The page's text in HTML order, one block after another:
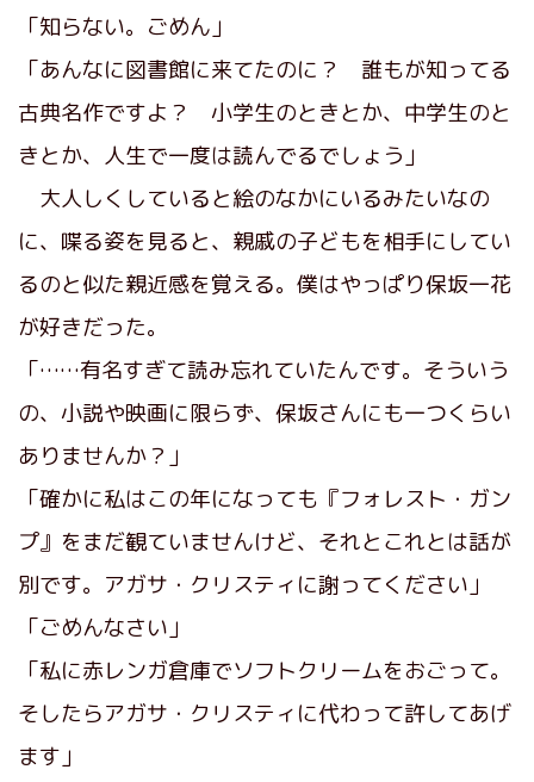
「知らない。ごめん」
「あんなに図書館に来てたのに？ 誰もが知ってる
古典名作ですよ？ 小学生のときとか、中学生のと
きとか、人生で一度は読んでるでしょう」
大人しくしていると絵のなかにいるみたいなの
に、喋る姿を見ると、親戚の子どもを相手にしてい
るのと似た親近感を覚える。僕はやっぱり保坂一花
が好きだった。
「……有名すぎて読み忘れていたんです。そういう
の、小説や映画に限らず、保坂さんにも一つくらい
ありませんか？」
「確かに私はこの年になっても『フォレスト・ガン
プ』をまだ観ていませんけど、それとこれとは話が
別です。アガサ・クリスティに謝ってください」
「ごめんなさい」
「私に赤レンガ倉庫でソフトクリームをおごって。
そしたらアガサ・クリスティに代わって許してあげ
ます」